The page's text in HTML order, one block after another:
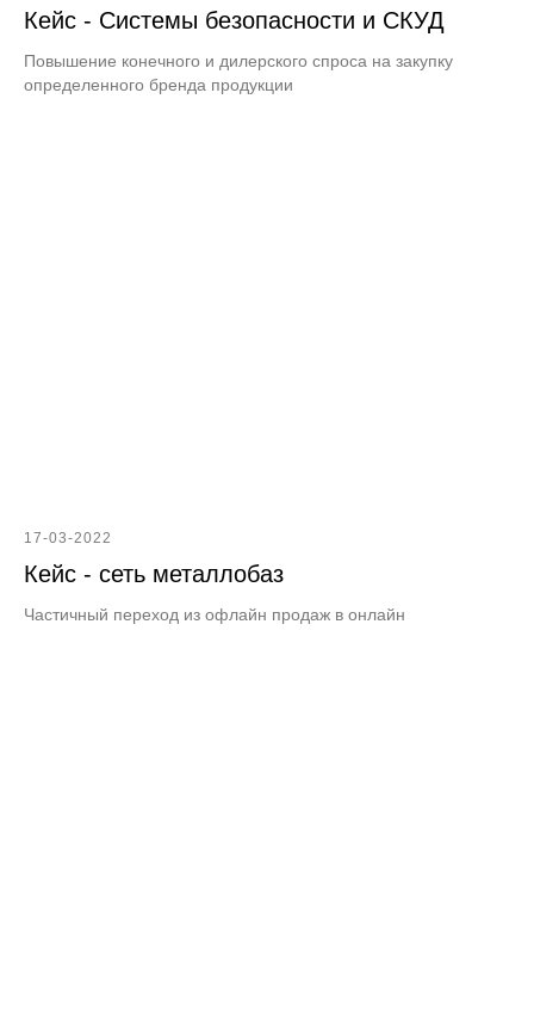
Кейс - Системы безопасности и СКУД
Повышение конечного и дилерского спроса на закупку
определенного бренда продукции
17-03-2022
Кейс - сеть металлобаз
Частичный переход из офлайн продаж в онлайн